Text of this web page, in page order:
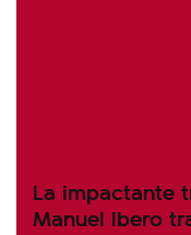
La impactante
Manuel Ibero